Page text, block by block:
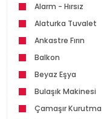
Alarm - Hırsız
Alaturka Tuvalet
Ankastre Fırın
Balkon
Beyaz Eşya
Bulaşık Makinesi
Çamaşır Kurutma